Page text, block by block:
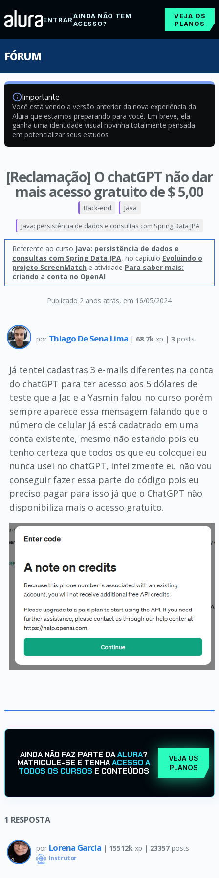
ENTRARAINDA NÃO TEM
ACESSO?
VEJA OS
PLANOS
FÓRUM
Importante
Você está vendo a versão anterior da nova experiência da
Alura que estamos preparando para você. Em breve, ela
ganha uma identidade visual novinha totalmente pensada
em potencializar seus estudos!
[Reclamação] O chatGPT não dar
mais acesso gratuito de $ 5,00
Publicado 2 anos atrás, em 16/05/2024
Back-end Java
Java: persistência de dados e consultas com Spring Data JPA
Referente ao curso Java: persistência de dados e
consultas com Spring Data JPA, no capítulo Evoluindo o
projeto ScreenMatch e atividade Para saber mais:
criando a conta no OpenAI
por Thiago De Sena Lima | 68.7k xp | 3 posts
Já tentei cadastras 3 e-mails diferentes na conta
do chatGPT para ter acesso aos 5 dólares de
teste que a Jac e a Yasmin falou no curso porém
sempre aparece essa mensagem falando que o
número de celular já está cadatrado em uma
conta existente, mesmo não estando pois eu
tenho certeza que todos os que eu coloquei eu
nunca usei no chatGPT, infelizmente eu não vou
conseguir fazer essa parte do código pois eu
preciso pagar para isso já que o ChatGPT não
disponibiliza mais o acesso gratuito.
AINDA NÃO FAZ PARTE DAALURA?
MATRICULE-SE E TENHAACESSO A
TODOS OS CURSOS E CONTEÚDOS
VEJA OS
PLANOS
1 RESPOSTA
por Lorena Garcia | 15512kxp | 23357posts
Instrutor